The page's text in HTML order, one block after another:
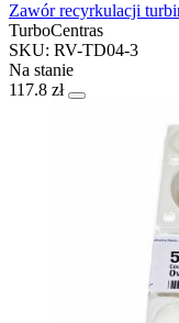
Zawór recyrkulacji
TurboCentras
SKU: RV-TD04-3
Na stanie
117.8 zł